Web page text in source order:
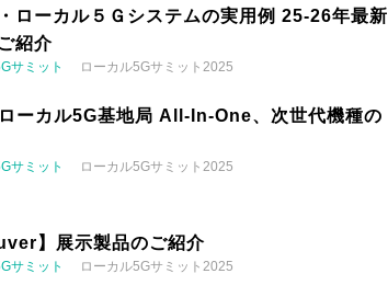
ローカル５Ｇシステムの実用例 25-26年最新
紹介
サミット ローカル5Gサミット2025
ローカル5G基地局 All-In-One、次世代機種の
サミット ローカル5Gサミット2025
】展示製品のご紹介
サミット ローカル5Gサミット2025